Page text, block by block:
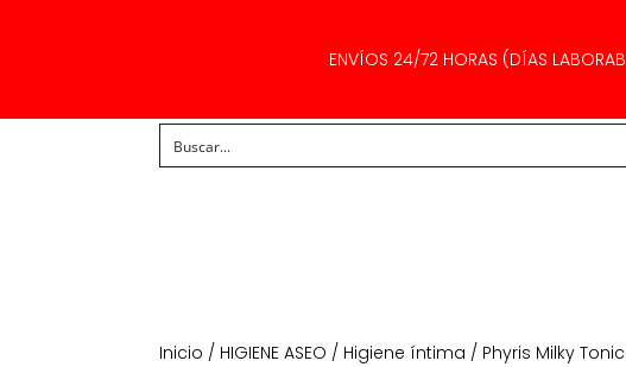
ENVÍOS 24/72 HORAS (DÍAS
Inicio / HIGIENE ASEO / Higiene íntima / Phyris Milky